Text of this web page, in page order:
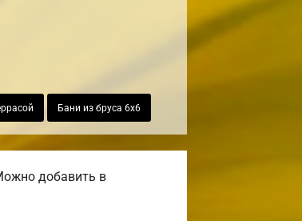
Бани из бруса 6х6
добавить в